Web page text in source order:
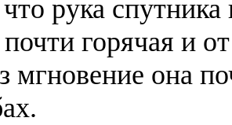
рука
горячая и
мгновение она